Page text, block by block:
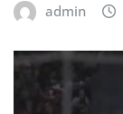
admin